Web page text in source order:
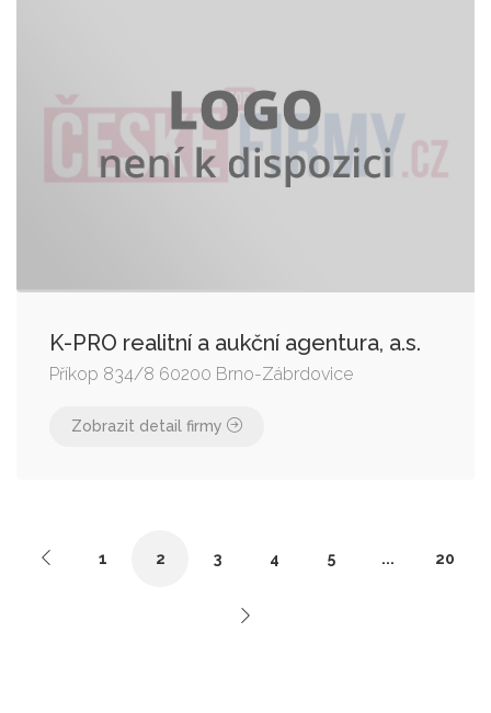
K-PRO realitní a aukční agentura, a.s.
Příkop 834/8 60200 Brno-Zábrdovice
Zobrazit detail firmy
1 2 3 4 5 ... 20